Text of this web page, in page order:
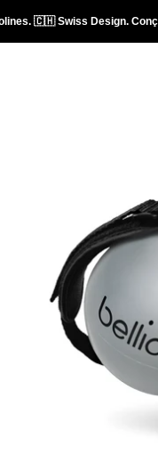
🇨🇭 Swiss Design.